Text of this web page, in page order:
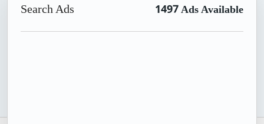
Search Ads 1497Ads Available